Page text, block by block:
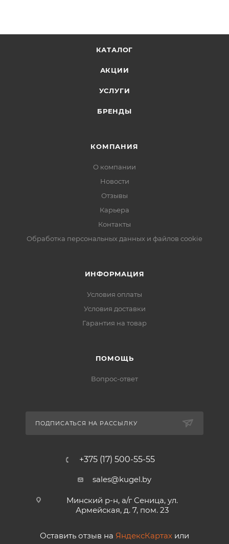
КАТАЛОГ
АКЦИИ
УСЛУГИ
БРЕНДЫ
КОМПАНИЯ
О компании
Новости
Отзывы
Карьера
Контакты
Обработка персональных данных и файлов cookie
ИНФОРМАЦИЯ
Условия оплаты
Условия доставки
Гарантия на товар
ПОМОЩЬ
Вопрос-ответ
ПОДПИСАТЬСЯ НА РАССЫЛКУ
+375 (17) 500-55-55
sales@kugel.by
Минский р-н, а/г Сеница, ул.
Армейская, д. 7, пом. 23
Оставить отзыв на ЯндексКартах или